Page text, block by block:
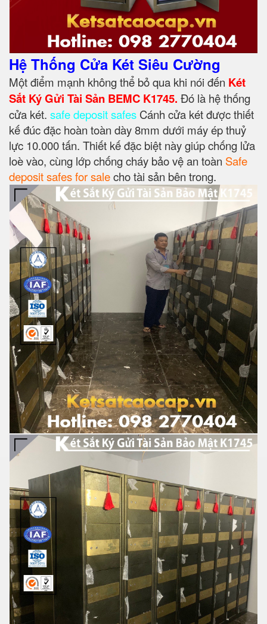
Hệ Thống Cửa Két Siêu Cường
Một điểm mạnh không thể bỏ qua khi nói đến Két
Sắt Ký Gửi Tài Sản BEMC K1745. Đó là hệ thống
cửa két. safe deposit safes Cánh cửa két được thiết
kế đúc đặc hoàn toàn dày 8mm dưới máy ép thuỷ
lực 10.000 tấn. Thiết kế đặc biệt này giúp chống lửa
loè vào, cùng lớp chống cháy bảo vệ an toàn Safe
deposit safes for salecho tài sản bên trong.